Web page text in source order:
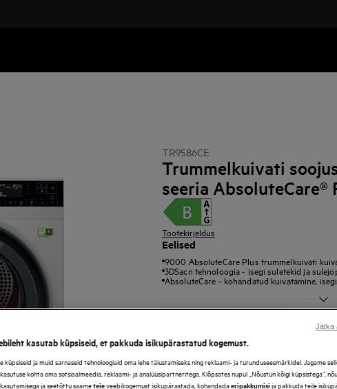
TR9586CE
Trummelkuivati
seeria AbsoluteCare®
Tootekirjeldus
Eelised
9000 AbsoluteCare Plus trummelkuivati
3DSacn tehnoloogia - isegi suletekid ja
AbsoluteCare - kohandatud kuivatamine,
*Galerii fotod ja videod
ei pruugi täpselt kajastada
kasutab küpsiseid, et pakkuda isikupärastatud kogemust.
küpsiseid ja muid sarnaseid tehnoloogiaid oma lehe täiustamiseks ning reklaami- ja turunduseesmärkidel. Jagame
kohta oma sotsiaalmeedia, reklaami- ja analüüsipartneritega. Klõpsates nupul „Nõustun kõigi küpsistega“,
ja seetõttu saameteieveebikogemust isikupärastada, kohandadaeripakkumisi ja pakkuda teile
Jätka